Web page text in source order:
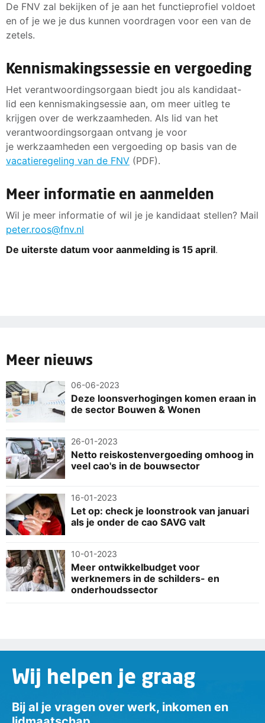
De FNV zal bekijken of je aan het functieprofiel voldoet
en of je we je dus kunnen voordragen voor een van de
zetels.
Kennismakingssessie en vergoeding
Het verantwoordingsorgaan biedt jou als kandidaat-
lid een kennismakingsessie aan, om meer uitleg te
krijgen over de werkzaamheden. Als lid van het
verantwoordingsorgaan ontvang je voor
je werkzaamheden een vergoeding op basis van de
vacatieregeling van de FNV (PDF).
Meer informatie en aanmelden
Wil je meer informatie of wil je je kandidaat stellen? Mail
peter.roos@fnv.nl
De uiterste datum voor aanmelding is 15 april.
Meer nieuws
06-06-2023
Deze loonsverhogingen komen eraan in
de sector Bouwen & Wonen
26-01-2023
Netto reiskostenvergoeding omhoog in
veel cao's in de bouwsector
16-01-2023
Let op: check je loonstrook van januari
als je onder de cao SAVG valt
10-01-2023
Meer ontwikkelbudget voor
werknemers in de schilders- en
onderhoudssector
Wij helpen je graag
Bij al je vragen over werk, inkomen en